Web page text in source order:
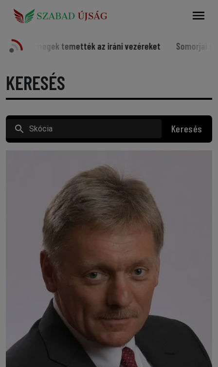
az iráni vezéreket Somorjai sportolók a világ
KERESÉS
Keresés